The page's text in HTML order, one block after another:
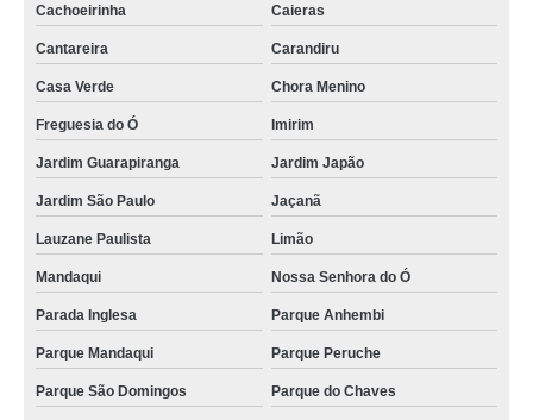
Cachoeirinha Caieras
Cantareira Carandiru
Casa Verde Chora Menino
Freguesia do Ó Imirim
Jardim Guarapiranga Jardim Japão
Jardim São Paulo Jaçanã
Lauzane Paulista Limão
Mandaqui Nossa Senhora do Ó
Parada Inglesa Parque Anhembi
Parque Mandaqui Parque Peruche
Parque São Domingos Parque do Chaves